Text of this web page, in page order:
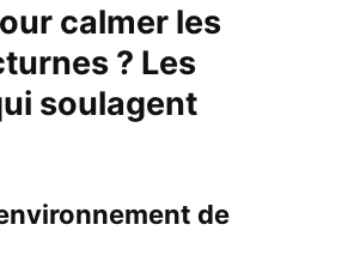
calmer les
? Les
soulagent
de